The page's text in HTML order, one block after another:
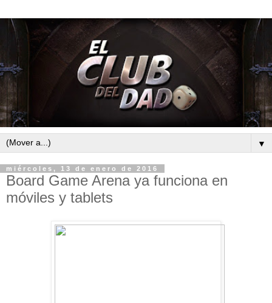
▼
miércoles, 13 de enero de 2016
Board Game Arena ya funciona en
móviles y tablets